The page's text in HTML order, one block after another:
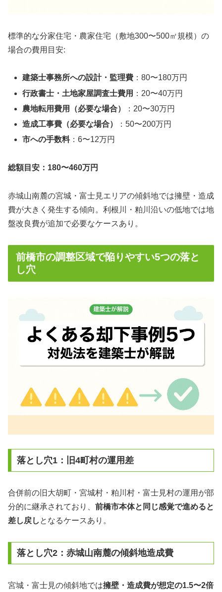
標準的な分家住宅・農家住宅（敷地300〜500㎡規模）の
場合の費用目安:
建築士事務所への設計・監理費 ：80〜180万円
行政書士・土地家屋調査士費用 ：20〜40万円
農地転用費用（必要な場合）
：20〜30万円
造成工事費（必要な場合）
：50〜200万円
市への手数料：6〜12万円
総額目安：180〜460万円
赤城山南麓の宮城・富士見エリアの傾斜地では擁壁・造成
費が大きく発生する傾向。利根川・粕川沿いの低地では地
盤改良費が追加で必要なケースあり。
前橋市の調整区域で陥りやすい5つの落と
し穴
落とし穴1：旧4町村の運用差
合併前の旧大胡町・宮城村・粕川村・富士見村の運用が部
分的に継承されており、 前橋市本体と同じ感覚で進めると
差し戻し となるケースあり。
落とし穴2：赤城山南麓の傾斜地造成費
宮城・富士見の傾斜地では擁壁・造成費が想定の1.5〜2倍